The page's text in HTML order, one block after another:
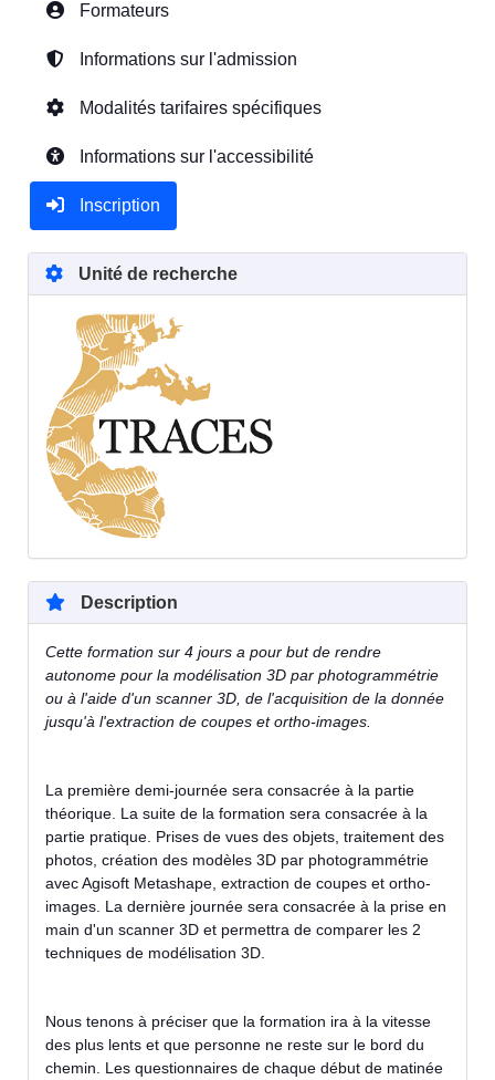
Formateurs
Informations sur l'admission
Modalités tarifaires spécifiques
Informations sur l'accessibilité
Inscription
Unité de recherche
Description
Cette formation sur 4 jours a pour but de rendre
autonome pour la modélisation 3D par photogrammétrie
ou à l'aide d'un scanner 3D, de l'acquisition de la donnée
jusqu'à l'extraction de coupes et ortho-images.
La première demi-journée sera consacrée à la partie
théorique. La suite de la formation sera consacrée à la
partie pratique. Prises de vues des objets, traitement des
photos, création des modèles 3D par photogrammétrie
avec Agisoft Metashape, extraction de coupes et ortho-
images. La dernière journée sera consacrée à la prise en
main d'un scanner 3D et permettra de comparer les 2
techniques de modélisation 3D.
Nous tenons à préciser que la formation ira à la vitesse
des plus lents et que personne ne reste sur le bord du
chemin. Les questionnaires de chaque début de matinée